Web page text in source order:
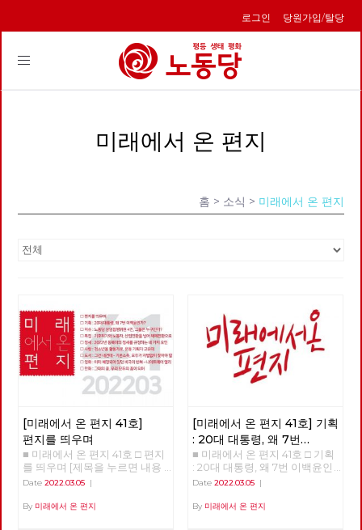
로그인 당원가입/탈당
Toggle
미래에서 온 편지
홈 > 소식 > 미래에서 온 편지
[미래에서 온 편지 41호]
편지를 띄우며
■ 미래에서 온 편지 41호 □ 편지
를 띄우며 [제목을 누르면 내용
을 볼 수 있습니다.] □ 편지를 띄
번 이백윤인가? □ 이슈 : 노동당
Date 2022.03.05 |
By 미래에서 온 편지
[미래에서 온 편지 41호] 기획
: 20대 대통령, 왜 7번
이백윤인가? (1)
■ 미래에서 온 편지 41호 □ 기획
: 20대 대통령, 왜 7번 이백윤인
가? >>>>>> 업로드 준비중
Date 2022.03.05|
By 미래에서 온 편지